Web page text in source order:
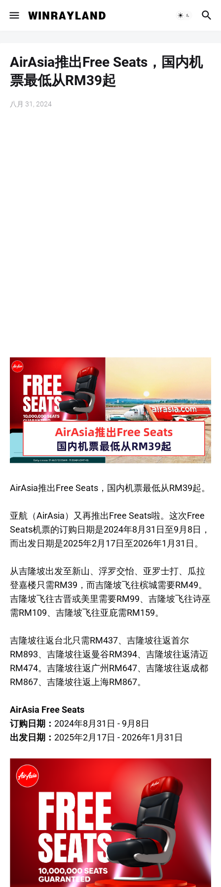
AirAsia推出Free Seats，国内机
票最低从RM39起
八月 31, 2024
AirAsia推出Free Seats，国内机票最低从RM39起。
亚航（AirAsia）又再推出Free Seats啦。这次Free
Seats机票的订购日期是2024年8月31日至9月8日，
而出发日期是2025年2月17日至2026年1月31日。
从吉隆坡出发至新山、浮罗交怡、亚罗士打、瓜拉
登嘉楼只需RM39，而吉隆坡飞往槟城需要RM49。
吉隆坡飞往古晋或美里需要RM99、吉隆坡飞往诗巫
需RM109、吉隆坡飞往亚庇需RM159。
吉隆坡往返台北只需RM437、吉隆坡往返首尔
RM893、吉隆坡往返曼谷RM394、吉隆坡往返清迈
RM474。吉隆坡往返广州RM647、吉隆坡往返成都
RM867、吉隆坡往返上海RM867。
AirAsia Free Seats
订购日期： 2024年8月31日 - 9月8日
出发日期： 2025年2月17日 - 2026年1月31日